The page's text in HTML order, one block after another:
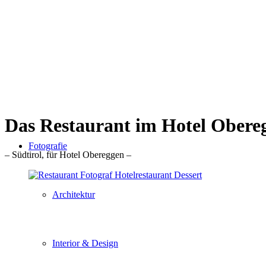
Fotografie
Architektur
Interior & Design
Das Restaurant im Hotel
– Südtirol, für Hotel Obereggen –